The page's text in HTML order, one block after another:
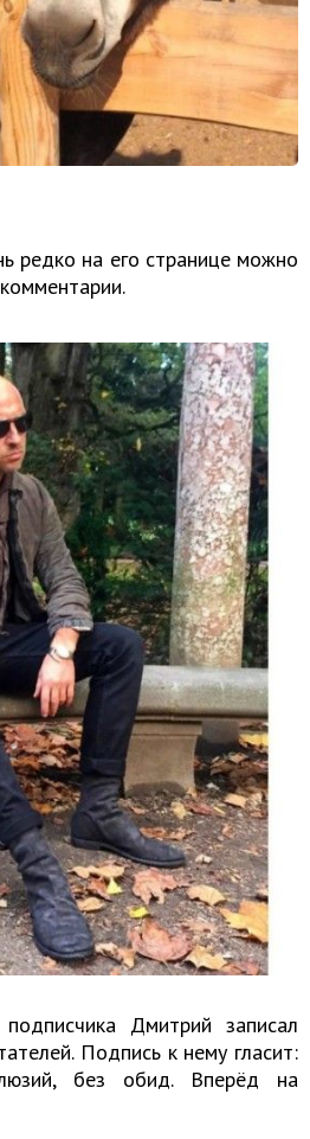
редко на его странице можно
Дмитрий записал
Подпись к нему гласит:
без обид. Вперёд на